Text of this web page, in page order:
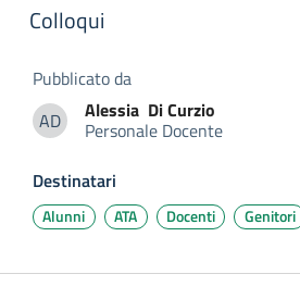
Colloqui
Pubblicato da
ADAlessia Di Curzio
Alessia Di Curzio
Personale Docente
Destinatari
Alunni ATA Docenti Genitori